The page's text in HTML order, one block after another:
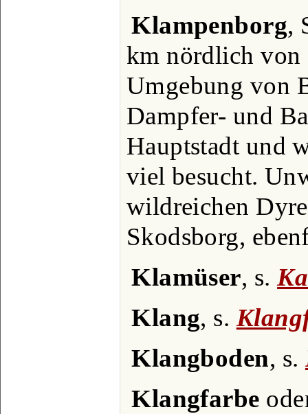
Klampenborg,
km nördlich von
Umgebung von
Dampfer- und
Hauptstadt und
viel besucht.
wildreichen
Skodsborg,
Klamüser, s.
Klang, s.
Klangboden, s.
Klangfarbe